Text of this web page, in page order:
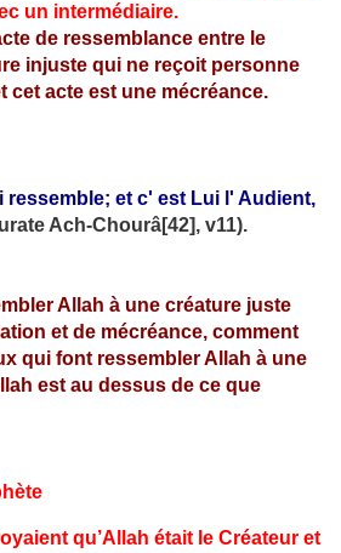
un intermédiaire.
de ressemblance entre le
injuste qui ne reçoit personne
cet acte est une mécréance.
ressemble; et c' est Lui l' Audient,
Ach-Chourâ[42], v11).
Allah à une créature juste
et de mécréance, comment
qui font ressembler Allah à une
est au dessus de ce que
qu’Allah était le Créateur et